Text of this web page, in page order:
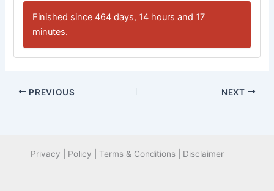
Finished since 464 days, 14 hours and 17
minutes.
PREVIOUS NEXT
Privacy | Policy | Terms & Conditions | Disclaimer